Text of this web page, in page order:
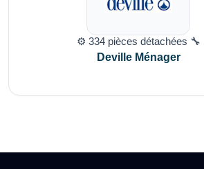
⚙️ 334 pièces détachées 🔧
Deville Ménager